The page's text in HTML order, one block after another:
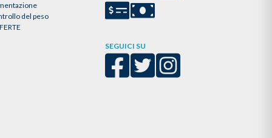
del peso
SEGUICI SU